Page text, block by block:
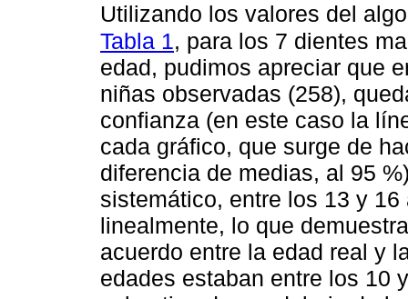
Utilizando los valores del
Tabla 1 , para los 7 dientes
edad, pudimos apreciar que
niñas observadas (258),
confianza (en este caso la
cada gráfico, que surge de
diferencia de medias, al 95
sistemático, entre los 13 y
linealmente, lo que
acuerdo entre la edad real y
edades estaban entre los 10